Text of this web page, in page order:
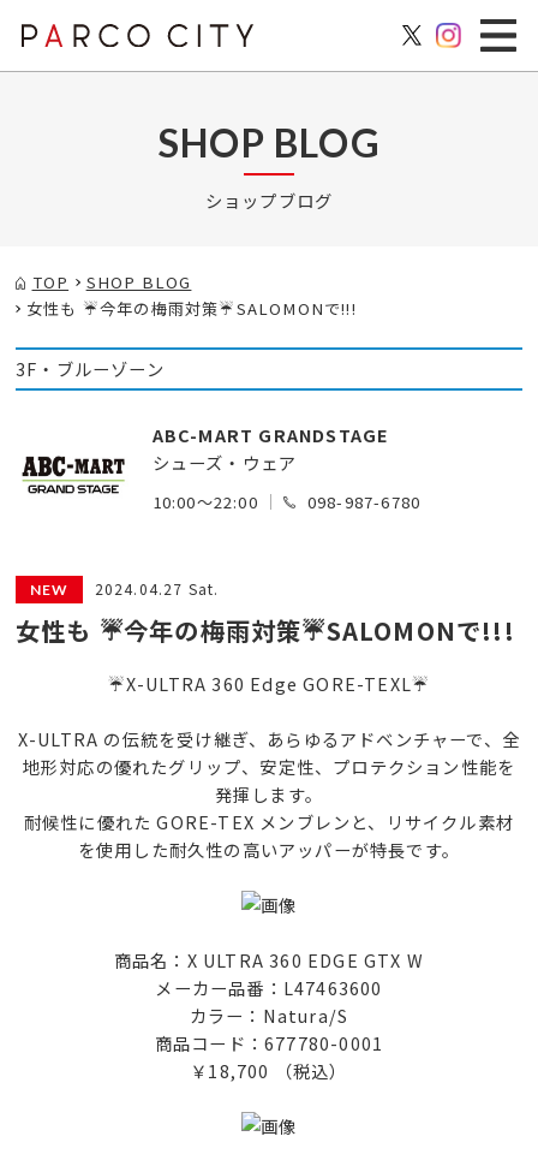
SHOP BLOG
ショップブログ
TOP
SHOP BLOG
女性も ☔今年の梅雨対策☔SALOMONで!!!
3F・ブルーゾーン
ABC-MART GRANDSTAGE
シューズ・ウェア
10:00～22:00 098-987-6780
2024.04.27 Sat.
女性も ☔今年の梅雨対策☔SALOMONで!!!
☔X-ULTRA 360 Edge GORE-TEXL☔
X-ULTRA の伝統を受け継ぎ、あらゆるアドベンチャーで、全
地形対応の優れたグリップ、安定性、プロテクション性能を
発揮します。
耐候性に優れた GORE-TEX メンブレンと、リサイクル素材
を使用した耐久性の高いアッパーが特長です。
商品名：X ULTRA 360 EDGE GTX W
メーカー品番：L47463600
カラー：Natura/S
商品コード：677780-0001
￥18,700 （税込）